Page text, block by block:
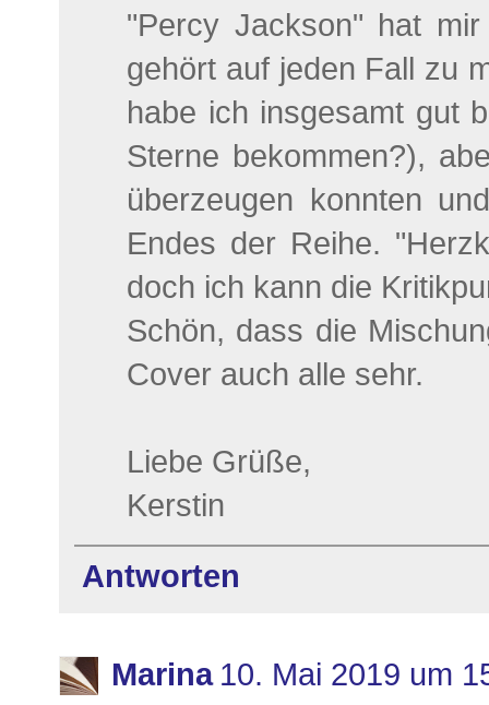
"Percy Jackson" hat
gehört auf jeden Fall zu
habe ich insgesamt gut
Sterne bekommen?),
überzeugen konnten
Endes der Reihe.
doch ich kann die
Schön, dass die
Cover auch alle sehr.
Liebe Grüße,
Kerstin
Antworten
Marina 10. Mai 2019 um